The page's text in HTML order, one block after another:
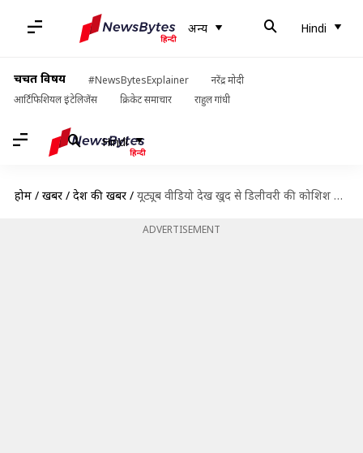
अन्य Hindi
चर्चित विषय #NewsBytesExplainer
नरेंद्र मोदी
आर्टिफिशियल इंटेलिजेंस
क्रिकेट समाचार राहुल गांधी
Hindi
होम / खबरें / देश की खबरें / यूट्यूब वीडियो देख खुद से डिलीवरी की कोशिश कर रही अविवाहित महिला की मौत
ADVERTISEMENT